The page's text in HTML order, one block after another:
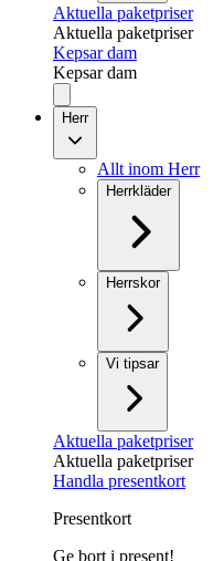
Aktuella paketpriser
Aktuella paketpriser
Kepsar dam
Kepsar dam
Herr
Allt inom Herr
Herrkläder
Herrskor
Vi tipsar
Aktuella paketpriser
Aktuella paketpriser
Handla presentkort
Presentkort
Ge bort i present!